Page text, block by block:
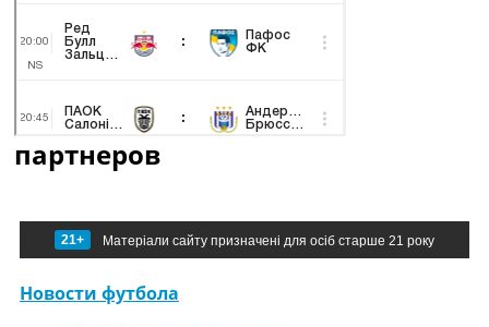
партнеров
21+ Матеріали сайту призначені для осіб старше 21 року
Новости футбола